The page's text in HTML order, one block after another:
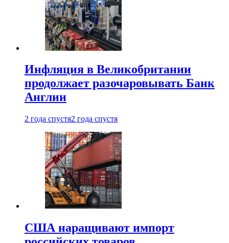
Инфляция в Великобритании
продолжает разочаровывать Банк
Англии
2 года спустя2 года спустя
США наращивают импорт